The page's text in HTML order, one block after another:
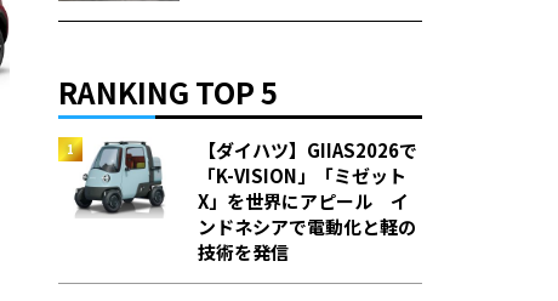
RANKING TOP 5
【ダイハツ】GIIAS2026で
「K-VISION」「ミゼット
X」を世界にアピール イ
ンドネシアで電動化と軽の
技術を発信